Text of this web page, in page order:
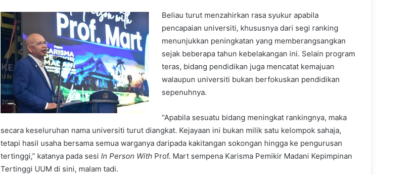
Beliau turut menzahirkan rasa syukur apabila
pencapaian universiti, khususnya dari segi ranking
menunjukkan peningkatan yang memberangsangkan
sejak beberapa tahun kebelakangan ini. Selain program
teras, bidang pendidikan juga mencatat kemajuan
walaupun universiti bukan berfokuskan pendidikan
sepenuhnya.
“Apabila sesuatu bidang meningkat rankingnya, maka
secara keseluruhan nama universiti turut diangkat. Kejayaan ini bukan milik satu kelompok sahaja,
tetapi hasil usaha bersama semua warganya daripada kakitangan sokongan hingga ke pengurusan
tertinggi,” katanya pada sesi In Person With Prof. Mart sempena Karisma Pemikir Madani Kepimpinan
Tertinggi UUM di sini, malam tadi.